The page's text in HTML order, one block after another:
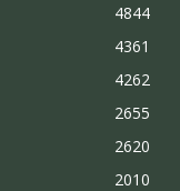
4844
4361
4262
2655
2620
2010